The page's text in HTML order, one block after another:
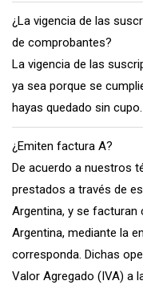
¿La vigencia de las
de comprobantes?
La vigencia de las
ya sea porque se
hayas quedado sin cupo.
¿Emiten factura A?
De acuerdo a nuestros
prestados a través de
Argentina, y se
Argentina, mediante la
corresponda. Dichas
Valor Agregado (IVA) a